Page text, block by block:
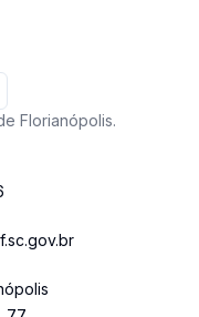
Florianópolis.